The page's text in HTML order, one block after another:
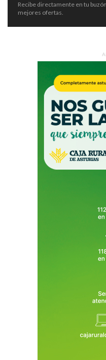
Recibe directamente en tu
mejores ofertas.